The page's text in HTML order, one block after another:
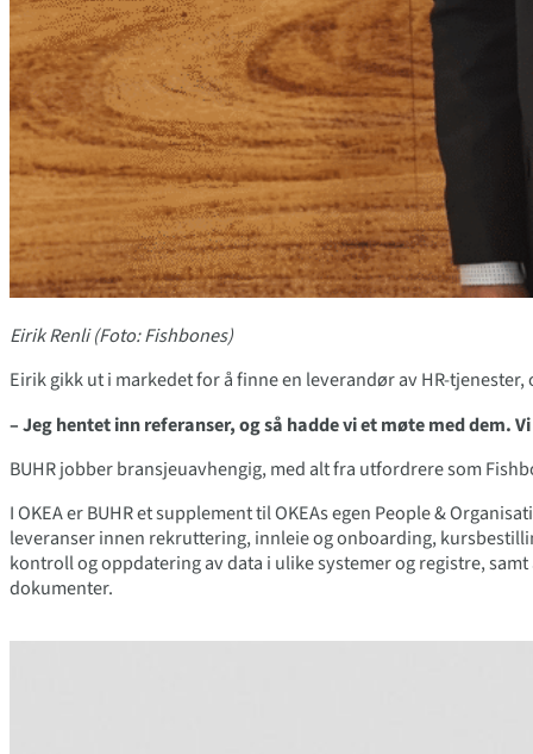
Eirik Renli (Foto: Fishbones)
Eirik gikk ut i markedet for å finne en leverandør av HR-tjenester,
– Jeg hentet inn referanser, og så hadde vi et møte med dem.
BUHR jobber bransjeuavhengig, med alt fra utfordrere som
I OKEA er BUHR et supplement til OKEAs egen People &
leveranser innen rekruttering, innleie og onboarding,
kontroll og oppdatering av data i ulike systemer og registre,
dokumenter.